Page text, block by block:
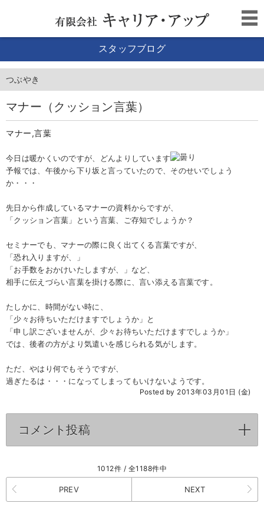
スタッフブログ
つぶやき
マナー（クッション言葉）
マナー,言葉
今日は暖かくいのですが、どんよりしています
予報では、午後から下り坂と言っていたので、そのせいでしょう
か・・・
先日から作成しているマナーの資料からですが、
「クッション言葉」という言葉、ご存知でしょうか？
セミナーでも、マナーの際に良く出てくる言葉ですが、
「恐れ入りますが、」
「お手数をおかけいたしますが、」など、
相手に伝えづらい言葉を掛ける際に、言い添える言葉です。
たしかに、時間がない時に、
「少々お待ちいただけますでしょうか」と
「申し訳ございませんが、少々お待ちいただけますでしょうか」
では、後者の方がより気遣いを感じられる気がします。
ただ、やはり何でもそうですが、
過ぎたるは・・・になってしまってもいけないようです。
Posted by 2013年03月01日 (金)
コメント投稿
1012件 / 全1188件中
PREV NEXT